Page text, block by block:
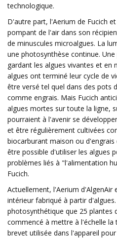
technologique.
D'autre part, l'Aerium de Fucich
pompant de l'air dans son
de minuscules microalgues. La
une photosynthèse continue.
gardant les algues vivantes et en
algues ont terminé leur cycle de
être versé tel quel dans des pots
comme engrais. Mais Fucich
algues mortes sur toute la ligne,
pourraient à l'avenir se
et être régulièrement cultivées
biocarburant maison ou
être possible d'utiliser les algues
problèmes liés à "l'alimentation
Fucich.
Actuellement, l'Aerium d'AlgenAir
intérieur fabriqué à partir
photosynthétique que 25 plantes
commencé à mettre à l'échelle la
brevet utilisée dans l'appareil